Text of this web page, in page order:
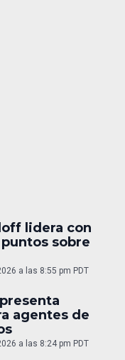
lidera con
sobre
a las 8:55 pm PDT
agentes de
a las 8:24 pm PDT